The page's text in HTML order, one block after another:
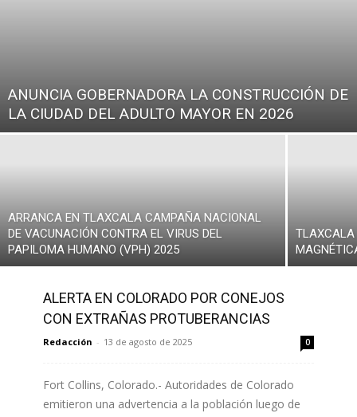
ANUNCIA GOBERNADORA LA CONSTRUCCIÓN DE
LA CIUDAD DEL ADULTO MAYOR EN 2026
ARRANCA EN TLAXCALA CAMPAÑA NACIONAL
DE VACUNACIÓN CONTRA EL VIRUS DEL
PAPILOMA HUMANO (VPH) 2025
TLAXCALA
ALERTA EN COLORADO POR CONEJOS
CON EXTRAÑAS PROTUBERANCIAS
Redacción - 13 de agosto de 2025 0
Fort Collins, Colorado.- Autoridades de Colorado
emitieron una advertencia a la población luego de